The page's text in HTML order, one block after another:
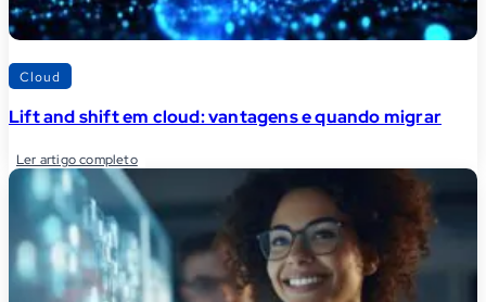
Cloud
Lift and shift em cloud: vantagens e quando migrar
Ler artigo completo